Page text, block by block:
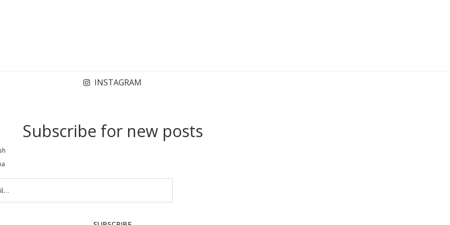
INSTAGRAM
Subscribe for new posts